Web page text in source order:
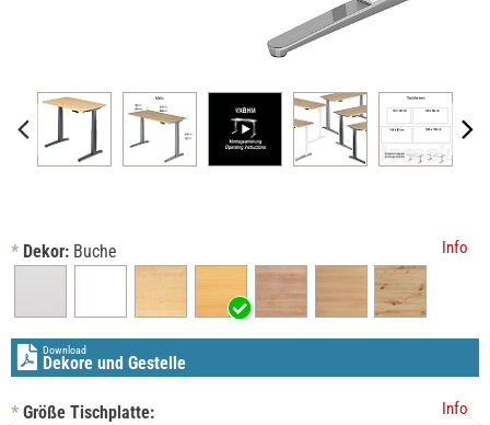
* Dekor: Buche Info
Download
Dekore und Gestelle
* Größe Tischplatte: Info